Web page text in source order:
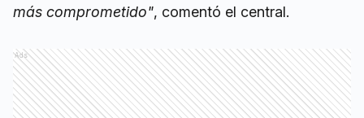
más comprometido", comentó el central.
Ads